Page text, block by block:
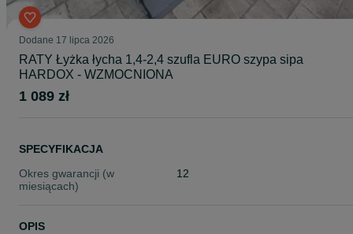
Dodane 17 lipca 2026
RATY Łyżka łycha 1,4-2,4 szufla EURO szypa sipa
HARDOX - WZMOCNIONA
1 089 zł
SPECYFIKACJA
Okres gwarancji (w
miesiącach)
12
OPIS